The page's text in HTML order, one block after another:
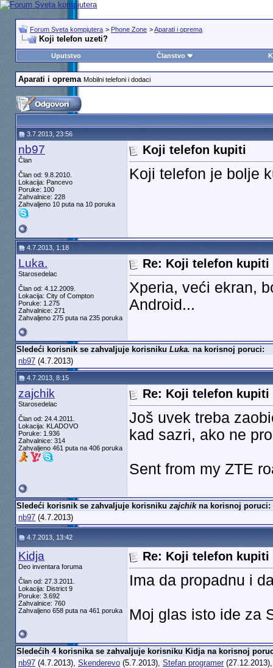
Forum Sveta kompjutera > Phone Zone >Aparati i oprema
Koji telefon uzeti?
Uputstvo Članstvo
Aparati i oprema Mobilni telefoni i dodaci
3.7.2013, 23:56
nb97
Član
Član od: 9.8.2010.
Lokacija: Pancevo
Poruke: 100
Zahvalnice: 228
Zahvaljeno 10 puta na 10 poruka
Koji telefon kupiti
Koji telefon je bolje
4.7.2013, 1:18
Luka.
Starosedelac
Član od: 4.12.2009.
Lokacija: City of Compton
Poruke: 1.275
Zahvalnice: 271
Zahvaljeno 275 puta na 235 poruka
Re: Koji telefon kupiti
Xperia, veći ekran,
Android...
Sledeći korisnik se zahvaljuje korisniku Luka. na korisnoj poruci:
nb97(4.7.2013)
4.7.2013, 8:15
zajchik
Starosedelac
Član od: 24.4.2011.
Lokacija: KLADOVO
Poruke: 1.936
Zahvalnice: 314
Zahvaljeno 461 puta na 406 poruka
Re: Koji telefon kupiti
Još uvek treba
kad sazri, ako ne
Sent from my ZTE
Sledeći korisnik se zahvaljuje korisniku zajchikna korisnoj poruci:
nb97(4.7.2013)
4.7.2013, 13:42
Kidja
Deo inventara foruma
Član od: 27.3.2011.
Lokacija: District 9
Poruke: 3.692
Zahvalnice: 760
Zahvaljeno 658 puta na 461 poruka
Re: Koji telefon kupiti
Ima da propadnu i
Moj glas isto ide za
Sledećih 4 korisnika se zahvaljuje korisniku Kidja na korisnoj
nb97(4.7.2013), Skenderevo(5.7.2013), Stefan programer